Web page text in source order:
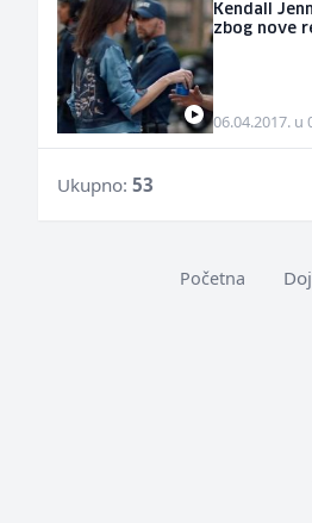
Kendall
zbog nove
06.04.2017. u
Ukupno: 53
Početna